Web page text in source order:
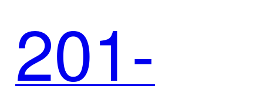
险集团
201-